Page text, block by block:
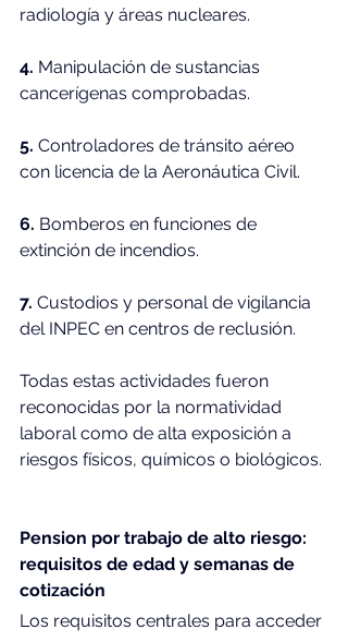
radiología y áreas nucleares.
4. Manipulación de sustancias
cancerígenas comprobadas.
5. Controladores de tránsito aéreo
con licencia de la Aeronáutica Civil.
6. Bomberos en funciones de
extinción de incendios.
7. Custodios y personal de vigilancia
del INPEC en centros de reclusión.
Todas estas actividades fueron
reconocidas por la normatividad
laboral como de alta exposición a
riesgos físicos, químicos o biológicos.
Pension por trabajo de alto riesgo:
requisitos de edad y semanas de
cotización
Los requisitos centrales para acceder